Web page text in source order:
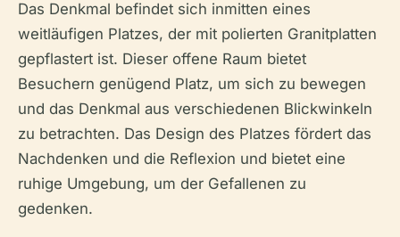
Das Denkmal befindet sich inmitten eines
weitläufigen Platzes, der mit polierten Granitplatten
gepflastert ist. Dieser offene Raum bietet
Besuchern genügend Platz, um sich zu bewegen
und das Denkmal aus verschiedenen Blickwinkeln
zu betrachten. Das Design des Platzes fördert das
Nachdenken und die Reflexion und bietet eine
ruhige Umgebung, um der Gefallenen zu
gedenken.